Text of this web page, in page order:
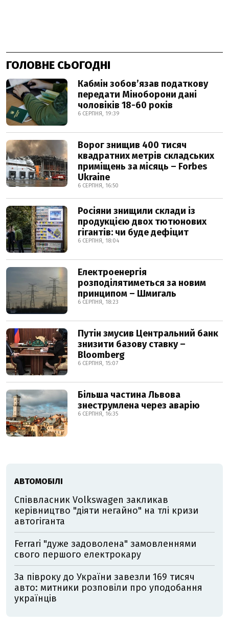
ГОЛОВНЕ СЬОГОДНІ
Кабмін зобовʼязав податкову
передати Міноборони дані
чоловіків 18-60 років
6 СЕРПНЯ, 19:39
Ворог знищив 400 тисяч
квадратних метрів складських
приміщень за місяць – Forbes
Ukraine
6 СЕРПНЯ, 16:50
Росіяни знищили склади із
продукцією двох тютюнових
гігантів: чи буде дефіцит
6 СЕРПНЯ, 18:04
Електроенергія
розподілятиметься за новим
принципом – Шмигаль
6 СЕРПНЯ, 18:23
Путін змусив Центральний банк
знизити базову ставку –
Bloomberg
6 СЕРПНЯ, 15:07
Більша частина Львова
знеструмлена через аварію
6 СЕРПНЯ, 16:35
АВТОМОБІЛІ
Співвласник Volkswagen закликав
керівництво "діяти негайно" на тлі кризи
автогіганта
Ferrari "дуже задоволена" замовленнями
свого першого електрокару
За півроку до України завезли 169 тисяч
авто: митники розповіли про уподобання
українців